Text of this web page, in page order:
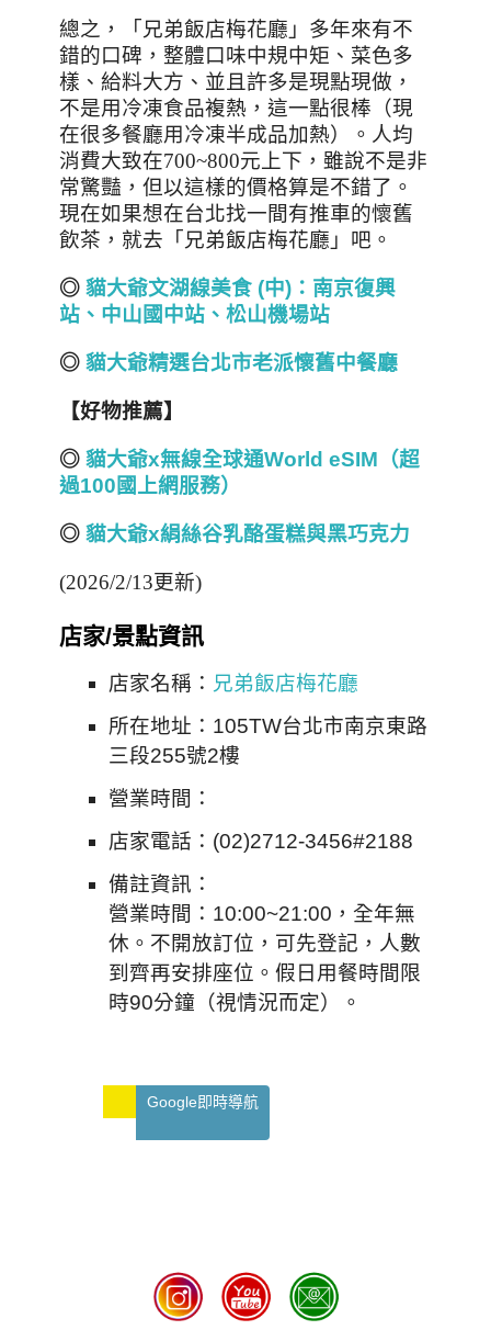
總之，「兄弟飯店梅花廳」多年來有不
錯的口碑，整體口味中規中矩、菜色多
樣、給料大方、並且許多是現點現做，
不是用冷凍食品複熱，這一點很棒（現
在很多餐廳用冷凍半成品加熱）。人均
消費大致在700~800元上下，雖說不是非
常驚豔，但以這樣的價格算是不錯了。
現在如果想在台北找一間有推車的懷舊
飲茶，就去 「兄弟飯店梅花廳 」吧 。
◎ 貓大爺文湖線美食 (中) ：南京復興
站、中山國中站、松山機場站
◎ 貓大爺精選台北市老派懷舊中餐廳
【好物推薦】
◎ 貓大爺x無線全球通World eSIM （超
過100國上網服務）
◎ 貓大爺x絹絲谷乳酪蛋糕與黑巧克力
(2026/2/13更新)
店家/景點資訊
店家名稱： 兄弟飯店梅花廳
所在地址：105TW台北市南京東路
三段255號2樓
營業時間：
店家電話：(02)2712-3456#2188
備註資訊：
營業時間：10:00~21:00，全年無
休。不開放訂位，可先登記，人數
到齊再安排座位。假日用餐時間限
時90分鐘（視情況而定）。
Google即時導航